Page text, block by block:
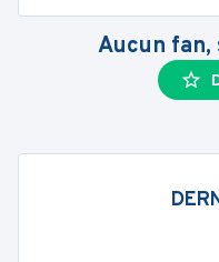
Aucun fan,